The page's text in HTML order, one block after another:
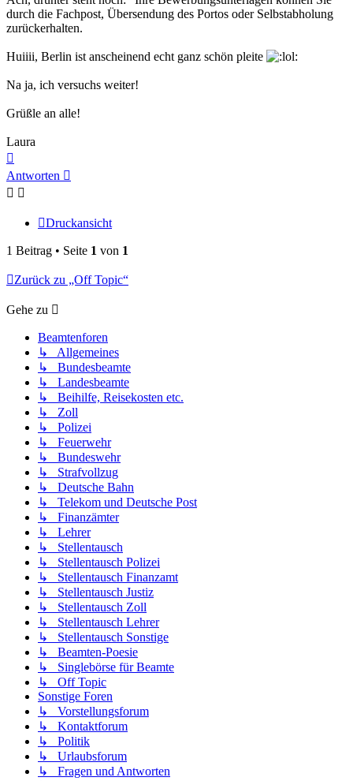
durch die Fachpost, Übersendung des Portos oder Selbstabholung
zurückerhalten.
Huiiii, Berlin ist anscheinend echt ganz schön pleite
Na ja, ich versuchs weiter!
Grüßle an alle!
Laura
oben
Antworten
Druckansicht
1 Beitrag • Seite 1 von 1
Zurück zu „Off Topic“
Gehe zu
Beamtenforen
↳ Allgemeines
↳ Bundesbeamte
↳ Landesbeamte
↳ Beihilfe, Reisekosten etc.
↳ Zoll
↳ Polizei
↳ Feuerwehr
↳ Bundeswehr
↳ Strafvollzug
↳ Deutsche Bahn
↳ Telekom und Deutsche Post
↳ Finanzämter
↳ Lehrer
↳ Stellentausch
↳ Stellentausch Polizei
↳ Stellentausch Finanzamt
↳ Stellentausch Justiz
↳ Stellentausch Zoll
↳ Stellentausch Lehrer
↳ Stellentausch Sonstige
↳ Beamten-Poesie
↳ Singlebörse für Beamte
↳ Off Topic
Sonstige Foren
↳ Vorstellungsforum
↳ Kontaktforum
↳ Politik
↳ Urlaubsforum
↳ Fragen und Antworten